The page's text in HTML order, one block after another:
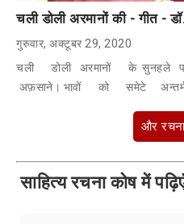
चली डोली अरमानों की - गीत -
गुरुवार, अक्टूबर 29, 2020
चली डोली अरमानों के
अफ़साने। भावों को समेटे
और
साहित्य रचना कोष में